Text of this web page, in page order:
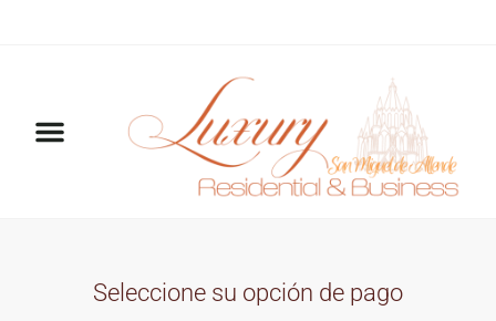
Seleccione su opción de pago